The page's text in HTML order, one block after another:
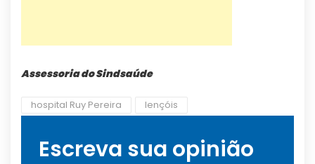
Assessoria do Sindsaúde
hospital Ruy Pereira lençóis
Escreva sua opinião